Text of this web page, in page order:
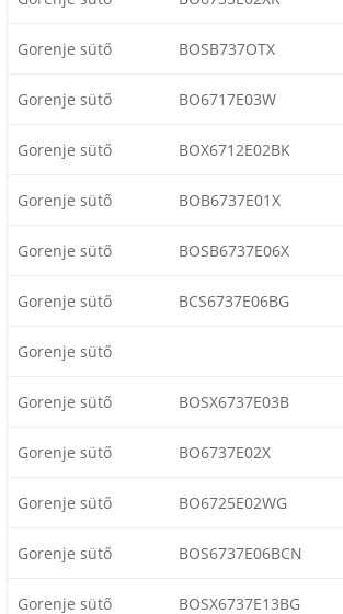
Gorenje sütő BOSB737OTX
Gorenje sütő BO6717E03W
Gorenje sütő BOX6712E02BK
Gorenje sütő BOB6737E01X
Gorenje sütő BOSB6737E06X
Gorenje sütő BCS6737E06BG
Gorenje sütő
Gorenje sütő BOSX6737E03B
Gorenje sütő BO6737E02X
Gorenje sütő BO6725E02WG
Gorenje sütő BOS6737E06BCN
Gorenje sütő BOSX6737E13BG